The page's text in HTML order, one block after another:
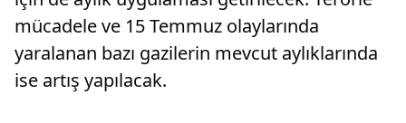
mücadele ve 15 Temmuz olaylarında
yaralanan bazı gazilerin mevcut aylıklarında
ise artış yapılacak.